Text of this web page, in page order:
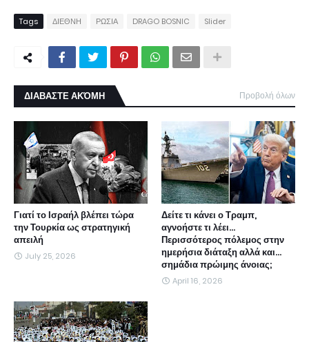
Tags ΔΙΕΘΝΗ ΡΩΣΙΑ DRAGO BOSNIC Slider
ΔΙΑΒΑΣΤΕ ΑΚΌΜΗ Προβολή όλων
Γιατί το Ισραήλ βλέπει τώρα
την Τουρκία ως στρατηγική
απειλή
July 25, 2026
Δείτε τι κάνει ο Τραμπ,
αγνοήστε τι λέει...
Περισσότερος πόλεμος στην
ημερήσια διάταξη αλλά και...
σημάδια πρώιμης άνοιας;
April 16, 2026